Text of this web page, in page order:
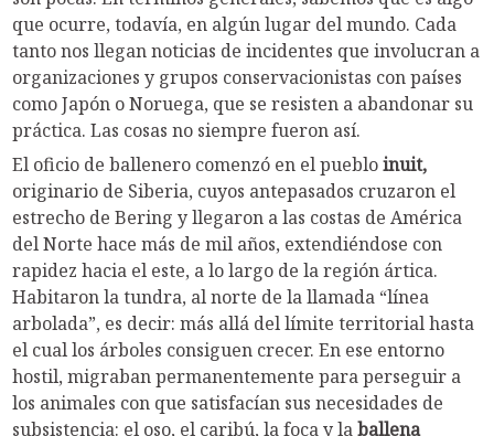
que ocurre, todavía, en algún lugar del mundo. Cada
tanto nos llegan noticias de incidentes que involucran a
organizaciones y grupos conservacionistas con países
como Japón o Noruega, que se resisten a abandonar su
práctica. Las cosas no siempre fueron así.
El oficio de ballenero comenzó en el puebloinuit,
originario de Siberia, cuyos antepasados cruzaron el
estrecho de Bering y llegaron a las costas de América
del Norte hace más de mil años, extendiéndose con
rapidez hacia el este, a lo largo de la región ártica.
Habitaron la tundra, al norte de la llamada “línea
arbolada”, es decir: más allá del límite territorial hasta
el cual los árboles consiguen crecer. En ese entorno
hostil, migraban permanentemente para perseguir a
los animales con que satisfacían sus necesidades de
subsistencia: el oso, el caribú, la foca y laballena